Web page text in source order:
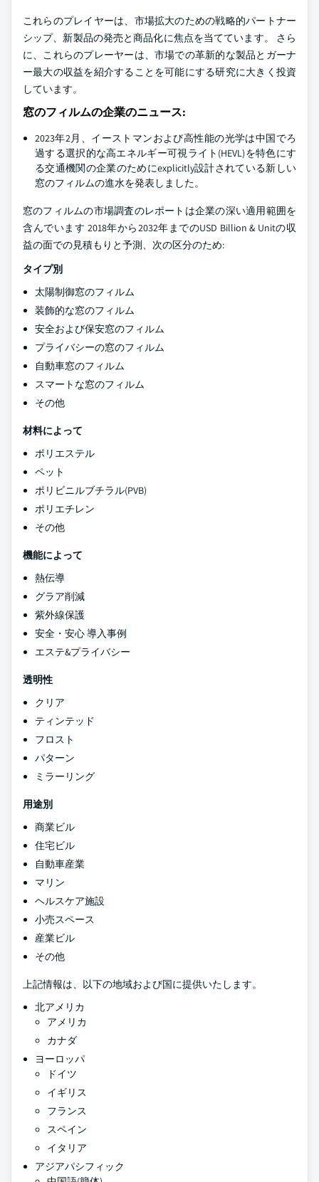
これらのプレイヤーは、市場拡大のための戦略的パートナー
シップ、新製品の発売と商品化に焦点を当てています。 さら
に、これらのプレーヤーは、市場での革新的な製品とガーナ
ー最大の収益を紹介することを可能にする研究に大きく投資
しています。
窓のフィルムの企業のニュース:
2023年2月、イーストマンおよび高性能の光学は中国でろ
過する選択的な高エネルギー可視ライト(HEVL)を特色にす
る交通機関の企業のためにexplicitly設計されている新しい
窓のフィルムの進水を発表しました。
窓のフィルムの市場調査のレポートは企業の深い適用範囲を
含んでいます 2018年から2032年までのUSD Billion & Unitの収
益の面での見積もりと予測、次の区分のため:
タイプ別
太陽制御窓のフィルム
装飾的な窓のフィルム
安全および保安窓のフィルム
プライバシーの窓のフィルム
自動車窓のフィルム
スマートな窓のフィルム
その他
材料によって
ポリエステル
ペット
ポリビニルブチラル(PVB)
ポリエチレン
その他
機能によって
熱伝導
グラア削減
紫外線保護
安全・安心 導入事例
エステ&プライバシー
透明性
クリア
ティンテッド
フロスト
パターン
ミラーリング
用途別
商業ビル
住宅ビル
自動車産業
マリン
ヘルスケア施設
小売スペース
産業ビル
その他
上記情報は、以下の地域および国に提供いたします。
北アメリカ
アメリカ
カナダ
ヨーロッパ
ドイツ
イギリス
フランス
スペイン
イタリア
アジアパシフィック